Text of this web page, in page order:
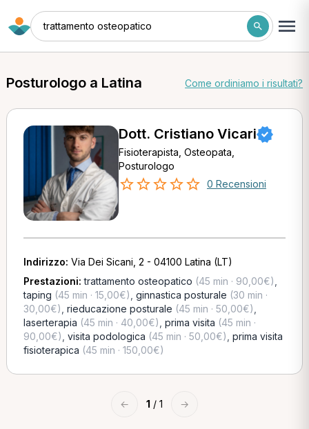
trattamento osteopatico
Posturologo a Latina Come ordiniamo i risultati?
Dott. Cristiano Vicari
Fisioterapista, Osteopata,
Posturologo
0 Recensioni
Indirizzo: Via Dei Sicani, 2 - 04100 Latina (LT)
Prestazioni:trattamento osteopatico (45 min · 90,00€)
taping (45 min · 15,00€) ginnastica posturale (30 min ·
30,00€) rieducazione posturale (45 min · 50,00€)
laserterapia (45 min · 40,00€) prima visita (45 min ·
90,00€) visita podologica (45 min · 50,00€) prima visita
fisioterapica (45 min · 150,00€)
← 1 / 1 →